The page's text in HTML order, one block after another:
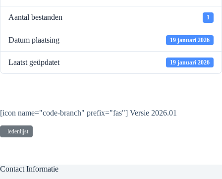
Aantal bestanden 1
Datum plaatsing 19 januari 2026
Laatst geüpdatet 19 januari 2026
[icon name="code-branch" prefix="fas"] Versie 2026.01
ledenlijst
Contact Informatie